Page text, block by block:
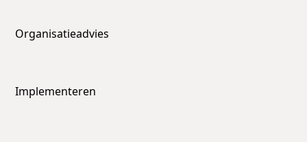
Organisatieadvies
Implementeren